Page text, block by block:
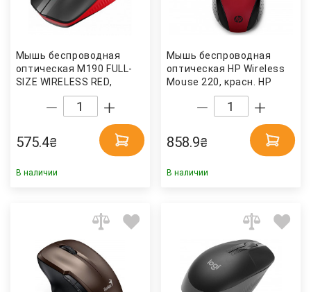
Мышь беcпроводная
оптическая M190 FULL-
SIZE WIRELESS RED,
красн. Logitech
575.4₴
В наличии
Мышь беcпроводная
оптическая HP Wireless
Mouse 220, красн. HP
858.9₴
В наличии